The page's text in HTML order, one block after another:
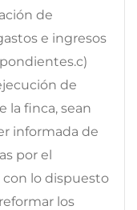
de
e ingresos
de
la finca, sean
informada de
por el
lo dispuesto
los